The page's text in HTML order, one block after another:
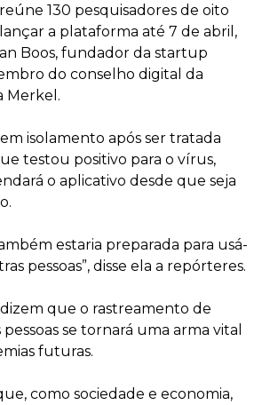
130 pesquisadores de oito
a plataforma até 7 de abril,
Boos, fundador da startup
do conselho digital da
Merkel.
isolamento após ser tratada
testou positivo para o vírus,
o aplicativo desde que seja
estaria preparada para usá-
pessoas”, disse ela a repórteres.
que o rastreamento de
se tornará uma arma vital
futuras.
como sociedade e economia,